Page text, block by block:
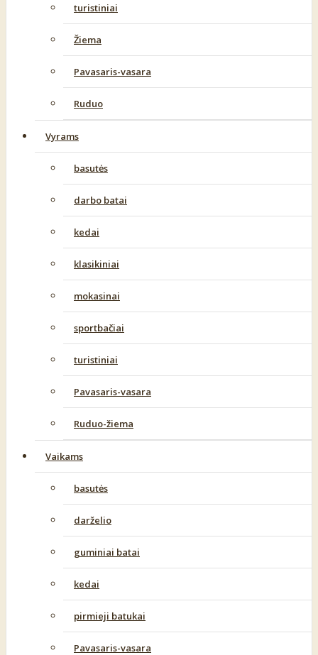
turistiniai
Žiema
Pavasaris-vasara
Ruduo
Vyrams
basutės
darbo batai
kedai
klasikiniai
mokasinai
sportbačiai
turistiniai
Pavasaris-vasara
Ruduo-žiema
Vaikams
basutės
darželio
guminiai batai
kedai
pirmieji batukai
Pavasaris-vasara